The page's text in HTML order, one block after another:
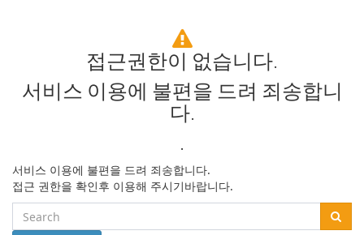
접근권한이 없습니다.
서비스 이용에 불편을 드려 죄송합니
다.
.
서비스 이용에 불편을 드려 죄송합니다.
접근 권한을 확인후 이용해 주시기바랍니다.